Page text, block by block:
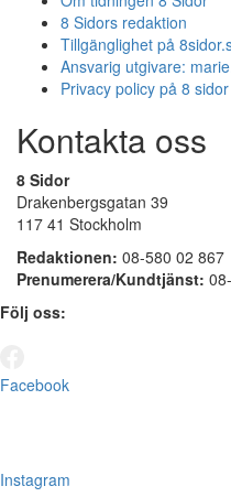
8 Sidors redaktion
Tillgänglighet på
Ansvarig utgivare:
Privacy policy på 8 sidor
Kontakta oss
8 Sidor
Drakenbergsgatan 39
117 41 Stockholm
Redaktionen: 08-580 02 867
Prenumerera/Kundtjänst:
Följ oss:
Facebook
Instagram